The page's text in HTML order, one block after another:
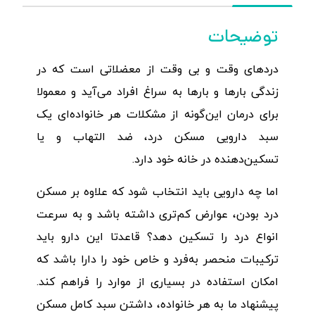
توضیحات
دردهای وقت و بی وقت از معضلاتی است که در
زندگی بارها و بارها به سراغ افراد می‌آید و معمولا
برای درمان این‌گونه از مشکلات هر خانواده‌ای یک
سبد دارویی مسکن درد، ضد التهاب و یا
تسکین‌دهنده در خانه خود دارد.
اما چه دارویی باید انتخاب شود که علاوه بر مسکن
درد بودن، عوارض کم‌تری داشته باشد و به سرعت
انواع درد را تسکین دهد؟ قاعدتا این دارو باید
ترکیبات منحصر به‌فرد و خاص خود را دارا باشد که
امکان استفاده در بسیاری از موارد را فراهم کند.
پیشنهاد ما به هر خانواده، داشتن سبد کامل مسکن